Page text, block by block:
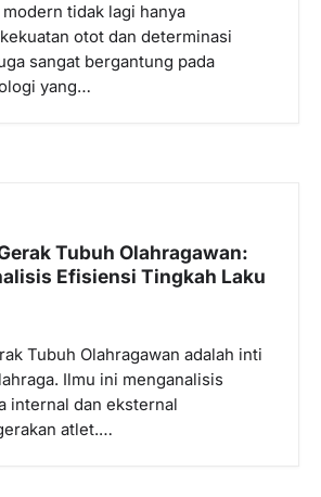
tidak lagi hanya
otot dan determinasi
sangat bergantung pada
yang…
Tubuh Olahragawan:
Efisiensi Tingkah Laku
Tubuh Olahragawan adalah inti
Ilmu ini menganalisis
internal dan eksternal
atlet.…